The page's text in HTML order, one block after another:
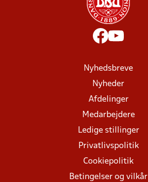
Nyhedsbreve
Nyheder
Afdelinger
Medarbejdere
Ledige stillinger
Privatlivspolitik
Cookiepolitik
Betingelser og vilkår